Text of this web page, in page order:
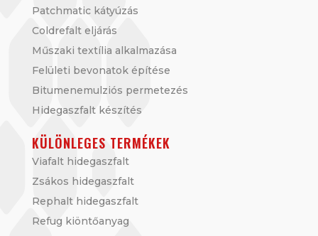
Patchmatic kátyúzás
Coldrefalt eljárás
Műszaki textília alkalmazása
Felületi bevonatok építése
Bitumenemulziós permetezés
Hidegaszfalt készítés
KÜLÖNLEGES TERMÉKEK
Viafalt hidegaszfalt
Zsákos hidegaszfalt
Rephalt hidegaszfalt
Refug kiöntőanyag